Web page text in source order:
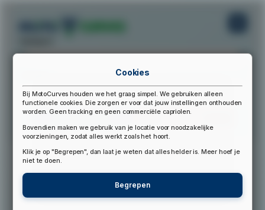
▲
Cookies
Bij MotoCurves houden we het graag simpel. We gebruiken alleen
functionele cookies. Die zorgen er voor dat jouw instellingen onthouden
worden. Geen tracking en geen commerciële capriolen.
Bovendien maken we gebruik van je locatie voor noodzakelijke
voorzieningen, zodat alles werkt zoals het hoort.
Klik je op "Begrepen", dan laat je weten dat alles helder is. Meer hoef je
niet te doen.
Begrepen